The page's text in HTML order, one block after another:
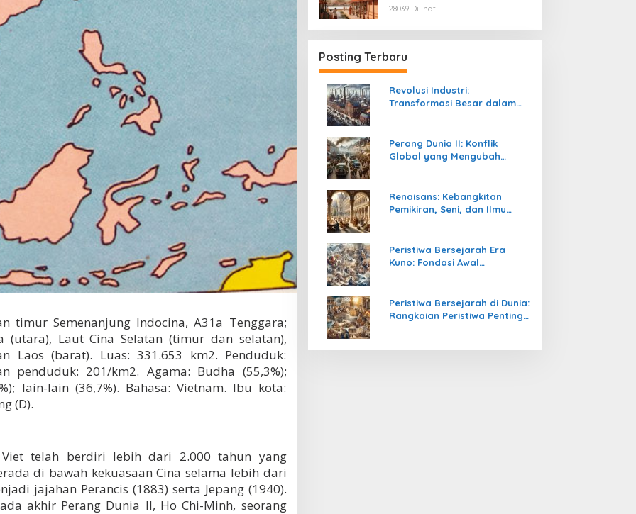
timur Semenanjung Indocina, A31a Tenggara;
(utara), Laut Cina Selatan (timur dan selatan),
Laos (barat). Luas: 331.653 km2. Penduduk:
penduduk: 201/km2. Agama: Budha (55,3%);
lain-lain (36,7%). Bahasa: Vietnam. Ibu kota:
(D).
telah berdiri lebih dari 2.000 tahun yang
di bawah kekuasaan Cina selama lebih dari
jajahan Perancis (1883) serta Jepang (1940).
akhir Perang Dunia II, Ho Chi-Minh, seorang
Kejayaan, dan
28039 Dilihat
Posting Terbaru
Revolusi Industri:
Transformasi Besar dalam
Perang Dunia II: Konflik
Global yang Mengubah
Renaisans: Kebangkitan
Pemikiran, Seni, dan Ilmu
Peristiwa Bersejarah Era
Kuno: Fondasi Awal
Peristiwa Bersejarah di Dunia:
Rangkaian Peristiwa Penting